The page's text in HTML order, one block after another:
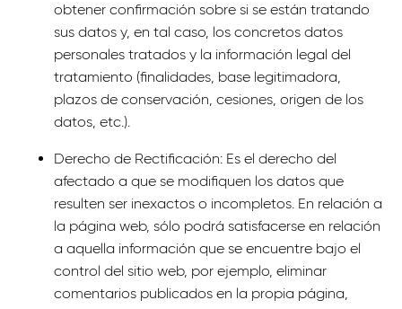
obtener confirmación sobre si se están tratando
sus datos y, en tal caso, los concretos datos
personales tratados y la información legal del
tratamiento (finalidades, base legitimadora,
plazos de conservación, cesiones, origen de los
datos, etc.).
Derecho de Rectificación: Es el derecho del
afectado a que se modifiquen los datos que
resulten ser inexactos o incompletos. En relación a
la página web, sólo podrá satisfacerse en relación
a aquella información que se encuentre bajo el
control del sitio web, por ejemplo, eliminar
comentarios publicados en la propia página,